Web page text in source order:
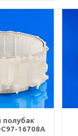
полубак
16708A